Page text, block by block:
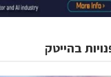
בהייטק